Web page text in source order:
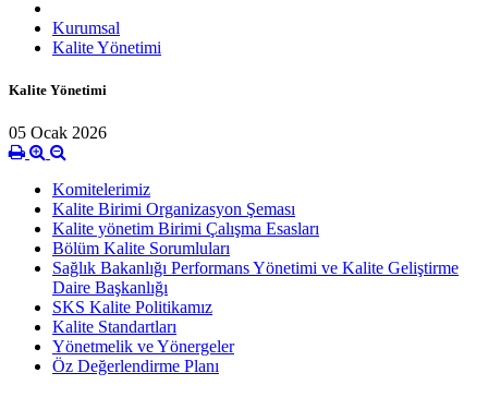
Kurumsal
Kalite Yönetimi
Kalite Yönetimi
05 Ocak 2026
Komitelerimiz
Kalite Birimi Organizasyon Şeması
Kalite yönetim Birimi Çalışma Esasları
Bölüm Kalite Sorumluları
Sağlık Bakanlığı Performans Yönetimi ve Kalite Geliştirme
Daire Başkanlığı
SKS Kalite Politikamız
Kalite Standartları
Yönetmelik ve Yönergeler
Öz Değerlendirme Planı